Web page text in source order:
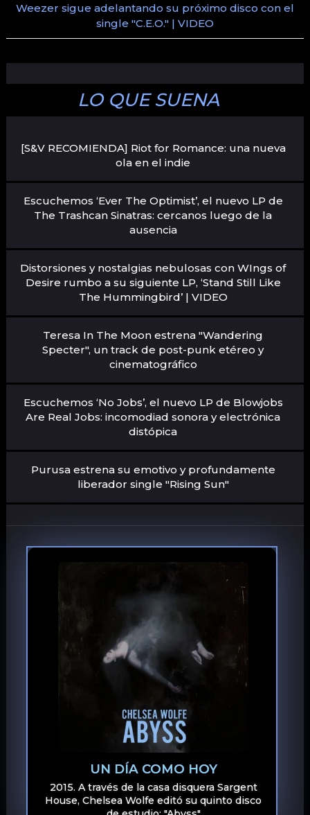
Weezer sigue adelantando su próximo disco con el
single "C.E.O." | VIDEO
LO QUE SUENA
[S&V RECOMIENDA] Riot for Romance: una nueva
ola en el indie
Escuchemos ‘Ever The Optimist’, el nuevo LP de
The Trashcan Sinatras: cercanos luego de la
ausencia
Distorsiones y nostalgias nebulosas con WIngs of
Desire rumbo a su siguiente LP, ‘Stand Still Like
The Hummingbird’ | VIDEO
Teresa In The Moon estrena "Wandering
Specter", un track de post-punk etéreo y
cinematográfico
Escuchemos ‘No Jobs’, el nuevo LP de Blowjobs
Are Real Jobs: incomodiad sonora y electrónica
distópica
Purusa estrena su emotivo y profundamente
liberador single "Rising Sun"
UN DÍA COMO HOY
2015. A través de la casa disquera Sargent
House, Chelsea Wolfe editó su quinto disco